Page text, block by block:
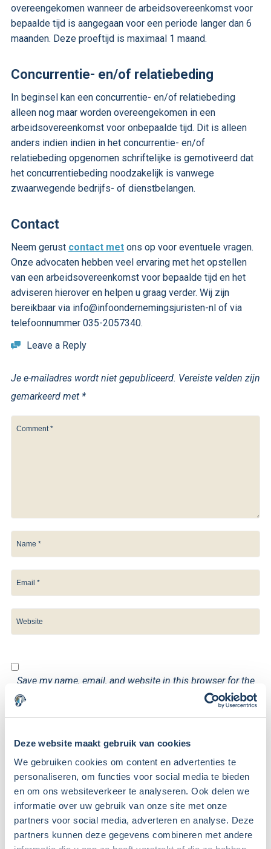
Deze website maakt gebruik van cookies
We gebruiken cookies om content en advertenties te
personaliseren, om functies voor social media te bieden
en om ons websiteverkeer te analyseren. Ook delen we
informatie over uw gebruik van onze site met onze
partners voor social media, adverteren en analyse. Deze
partners kunnen deze gegevens combineren met andere
overeengekomen wanneer de arbeidsovereenkomst voor
bepaalde tijd is aangegaan voor een periode langer dan 6
maanden. Deze proeftijd is maximaal 1 maand.
Concurrentie- en/of relatiebeding
In beginsel kan een concurrentie- en/of relatiebeding
alleen nog maar worden overeengekomen in een
arbeidsovereenkomst voor onbepaalde tijd. Dit is alleen
anders indien indien in het concurrentie- en/of
relatiebeding opgenomen schriftelijke is gemotiveerd dat
het concurrentiebeding noodzakelijk is vanwege
zwaarwegende bedrijfs- of dienstbelangen.
Contact
Neem gerust contact metons op voor eventuele vragen.
Onze advocaten hebben veel ervaring met het opstellen
van een arbeidsovereenkomst voor bepaalde tijd en het
adviseren hierover en helpen u graag verder. Wij zijn
bereikbaar via info@infoondernemingsjuristen-nl of via
telefoonnummer 035-2057340.
Leave a Reply
Je e-mailadres wordt niet gepubliceerd. Vereiste velden zijn
gemarkeerd met *
Save my name, email, and website in this browser for the
De Turboliquidatie, hoe gaat dat
in zijn werk?
Reinoud Pauwels Ondernemingsrecht